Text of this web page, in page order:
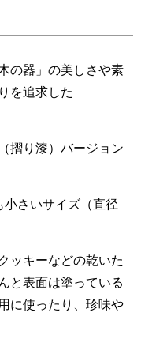
の器」の美しさや素
を追求した
摺り漆）バージョン
小さいサイズ（直径
ッキーなどの乾いた
と表面は塗っている
に使ったり、珍味や